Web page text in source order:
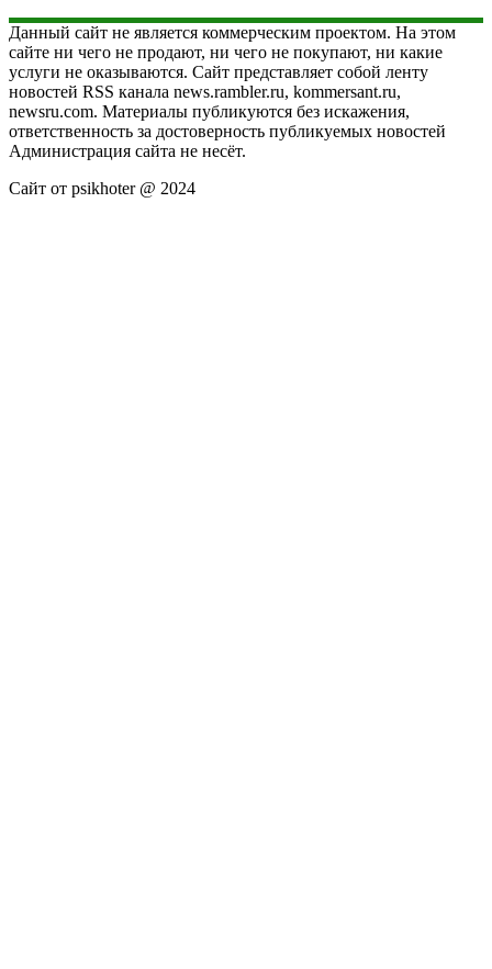
Данный сайт не является коммерческим проектом. На этом
сайте ни чего не продают, ни чего не покупают, ни какие
услуги не оказываются. Сайт представляет собой ленту
новостей RSS канала news.rambler.ru, kommersant.ru,
newsru.com. Материалы публикуются без искажения,
ответственность за достоверность публикуемых новостей
Администрация сайта не несёт.
Сайт от psikhoter @ 2024